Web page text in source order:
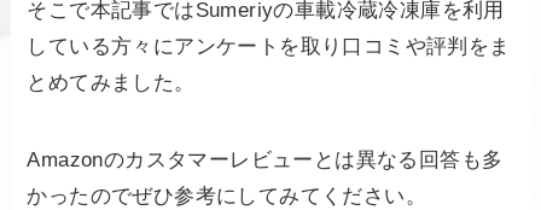
そこで本記事ではSumeriyの車載冷蔵冷凍庫を利用
している方々にアンケートを取り口コミや評判をま
とめてみました。
Amazonのカスタマーレビューとは異なる回答も多
かったのでぜひ参考にしてみてください。